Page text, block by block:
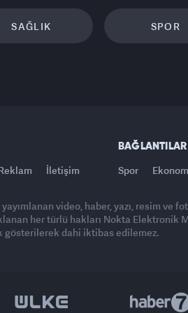
SAĞLIK SPOR
İletişim
BAĞLANTILAR
Spor
video, haber, yazı, resim ve
her türlü hakları Nokta Elektronik
gösterilerek dahi iktibas edilemez.